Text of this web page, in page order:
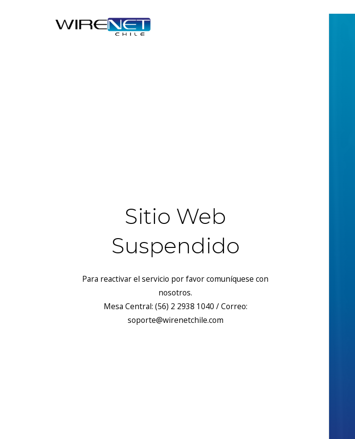
Sitio Web
Suspendido
Para reactivar el servicio por favor comuníquese con
nosotros.
Mesa Central: (56) 2 2938 1040 / Correo:
soporte@wirenetchile.com